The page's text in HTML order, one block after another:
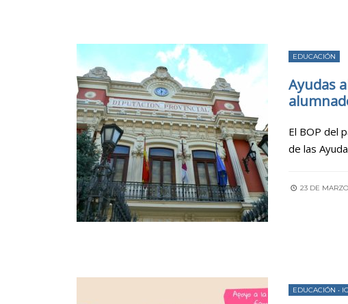
EDUCACIÓN
Ayudas
El BOP del
de las
23 DE
EDUCACIÓN •